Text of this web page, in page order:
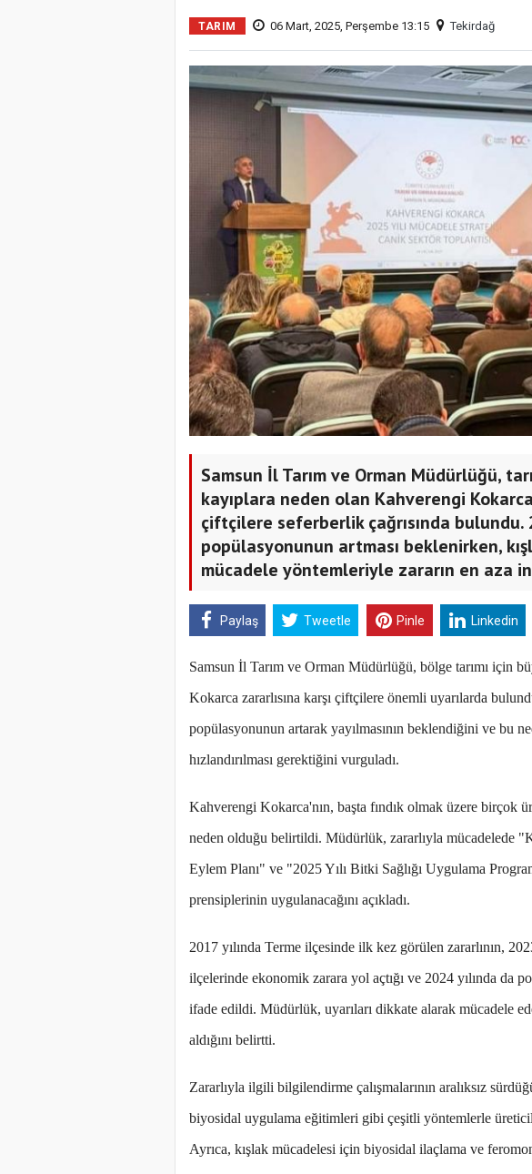
TARIM 06 Mart, 2025, Perşembe 13:15 Tekirdağ
Samsun İl Tarım ve Orman Müdürlüğü,
kayıplara neden olan Kahverengi Kokarca
çiftçilere seferberlik çağrısında bulundu.
popülasyonunun artması beklenirken,
mücadele yöntemleriyle zararın en aza
Paylaş Tweetle Pinle Linkedin
Samsun İl Tarım ve Orman Müdürlüğü, bölge tarımı için
Kokarca zararlısına karşı çiftçilere önemli uyarılarda
popülasyonunun artarak yayılmasının beklendiğini ve bu
hızlandırılması gerektiğini vurguladı.
Kahverengi Kokarca'nın, başta fındık olmak üzere birçok
neden olduğu belirtildi. Müdürlük, zararlıyla mücadelede
Eylem Planı" ve "2025 Yılı Bitki Sağlığı Uygulama
prensiplerinin uygulanacağını açıkladı.
2017 yılında Terme ilçesinde ilk kez görülen zararlının,
ilçelerinde ekonomik zarara yol açtığı ve 2024 yılında da
ifade edildi. Müdürlük, uyarıları dikkate alarak mücadele
aldığını belirtti.
Zararlıyla ilgili bilgilendirme çalışmalarının aralıksız
biyosidal uygulama eğitimleri gibi çeşitli yöntemlerle
Ayrıca, kışlak mücadelesi için biyosidal ilaçlama ve